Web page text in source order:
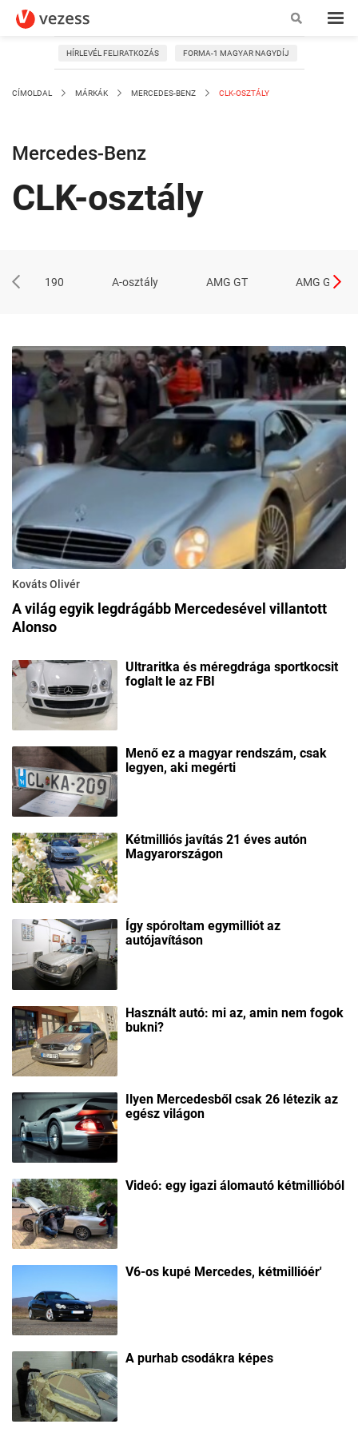
HÍRLEVÉL FELIRATKOZÁS FORMA-1 MAGYAR NAGYDÍJ
CÍMOLDAL MÁRKÁK MERCEDES-BENZ CLK-OSZTÁLY
Mercedes-Benz
CLK-osztály
190 A-osztály AMG GT AMG GT 63
Kováts Olivér
A világ egyik legdrágább Mercedesével villantott
Alonso
Ultraritka és méregdrága sportkocsit
foglalt le az FBI
Menő ez a magyar rendszám, csak
legyen, aki megérti
Kétmilliós javítás 21 éves autón
Magyarországon
Így spóroltam egymilliót az
autójavításon
Használt autó: mi az, amin nem fogok
bukni?
Ilyen Mercedesből csak 26 létezik az
egész világon
Videó: egy igazi álomautó kétmillióból
V6-os kupé Mercedes, kétmillióér'
A purhab csodákra képes